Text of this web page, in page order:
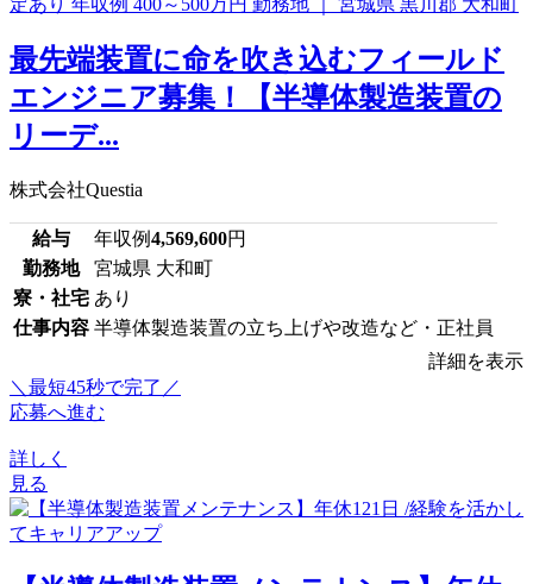
最先端装置に命を吹き込むフィールド
エンジニア募集！【半導体製造装置の
リーデ...
株式会社Questia
給与 年収例4,569,600円
勤務地
宮城県 大和町
寮・社宅 あり
仕事内容 半導体製造装置の立ち上げや改造など・正社員
詳細を表示
＼最短45秒で完了／
応募へ進む
詳しく
見る